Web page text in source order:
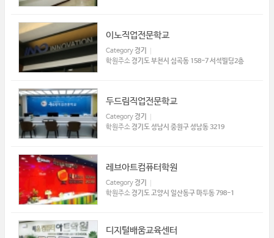
이노직업전문학교
Category경기
학원주소경기도 부천시 심곡동 158-7 서석빌딩2층
두드림직업전문학교
Category경기
학원주소경기도 성남시 중원구 성남동 3219
레브아트컴퓨터학원
Category경기
학원주소경기도 고양시 일산동구 마두동 798-1
디지털배움교육센터